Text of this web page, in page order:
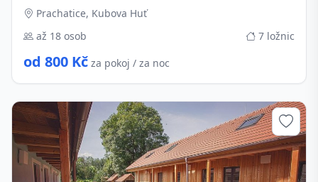
Prachatice, Kubova Huť
až 18 osob
7 ložnic
od 800 Kč za pokoj / za noc